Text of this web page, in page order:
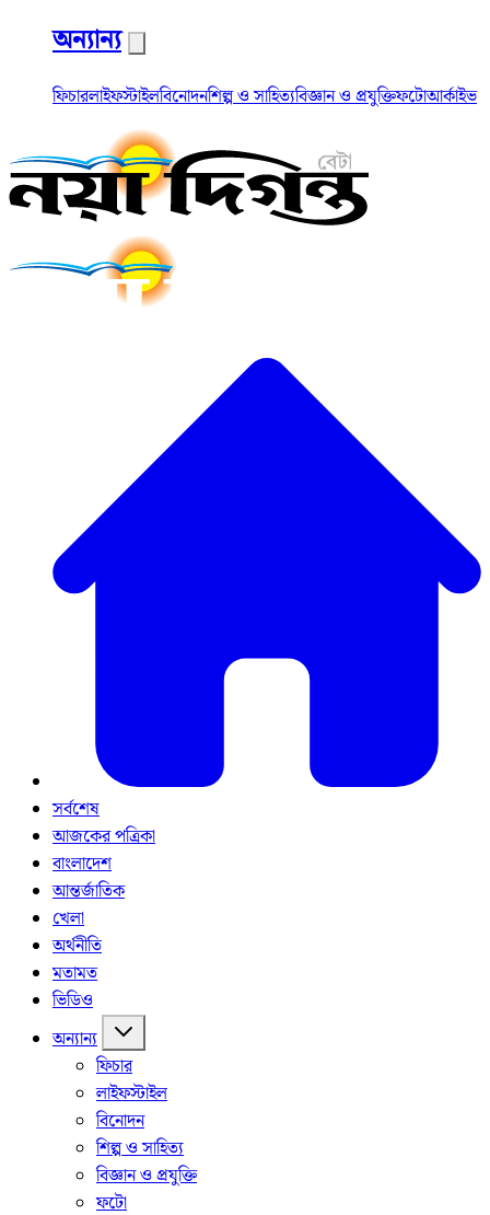
অন্যান্য
ফিচারলাইফস্টাইলবিনোদনশিল্প ও সাহিত্যবিজ্ঞান ও প্রযুক্তিফটোআর্কাইভ
সর্বশেষ
আজকের পত্রিকা
বাংলাদেশ
আন্তর্জাতিক
খেলা
অর্থনীতি
মতামত
ভিডিও
অন্যান্য
ফিচার
লাইফস্টাইল
বিনোদন
শিল্প ও সাহিত্য
বিজ্ঞান ও প্রযুক্তি
ফটো